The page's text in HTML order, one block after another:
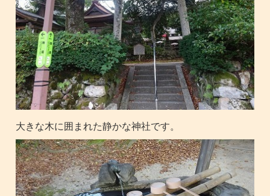
大きな木に囲まれた静かな神社です。